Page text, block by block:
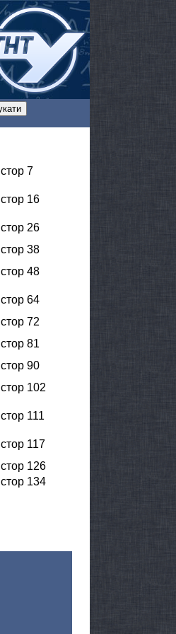
стор 7
стор 16
стор 26
стор 38
стор 48
стор 64
стор 72
стор 81
стор 90
стор 102
стор 111
стор 117
стор 126
стор 134